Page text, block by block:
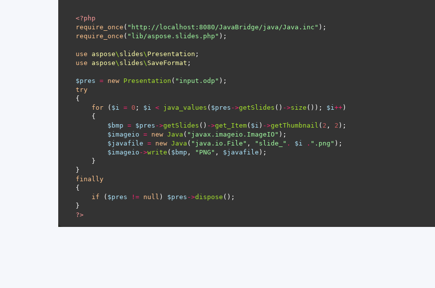
<?php
require_once ( "http://localhost:8080/JavaBridge/java/Java.inc"
require_once ( "lib/aspose.slides.php"
use aspose\ slides\ Presentation
use
aspose\ slides\ SaveFormat
$pres = new Presentation ( "input.odp"
try
for ( $i = 0 ; $i < java_values ( $pres ->getSlides () ->size ()); $i++
$bmp = $pres ->getSlides () ->get_Item( $i ) ->getThumbnail ( 2 , 2
$imageio = new Java ( "javax.imageio.ImageIO"
$javafile = new Java ( "java.io.File" , "slide_" . $i . ".png"
$imageio ->write ( $bmp , "PNG" , $javafile
finally
if ( $pres != null ) $pres ->dispose
?>